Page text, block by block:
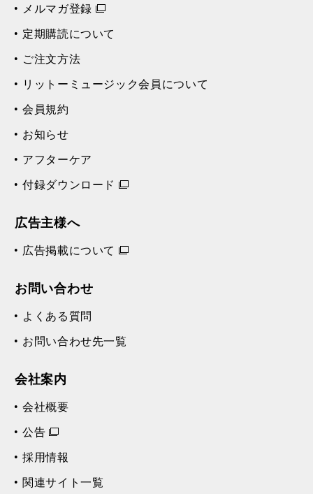
メルマガ登録
定期購読について
ご注文方法
リットーミュージック会員について
会員規約
お知らせ
アフターケア
付録ダウンロード
広告主様へ
広告掲載について
お問い合わせ
よくある質問
お問い合わせ先一覧
会社案内
会社概要
公告
採用情報
関連サイト一覧